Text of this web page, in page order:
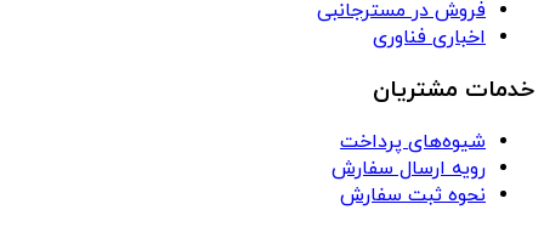
فروش در مسترجانبی
اخباری فناوری
خدمات مشتریان
شیوه‌های پرداخت
رویه ارسال سفارش
نحوه ثبت سفارش